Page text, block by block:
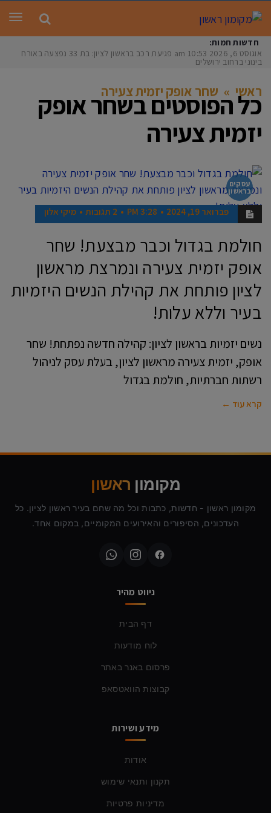
חדשות חמות:
אוגוסט 6, 2026
10:53 am פגיעת רכב בראשון לציון: בת 33 נפצעה באורח
בינוני ברחוב ירושלים
ראשי » שחר אופק יזמית צעירה
כל הפוסטים בשחר אופק
יזמית צעירה
עסקים
בראשון
פברואר 19, 2024 3:28 PM 2 תגובות מיקי אלון
חולמת בגדול וכבר מבצעת! שחר
אופק יזמית צעירה ונמרצת מראשון
לציון פותחת את קהילת הנשים היזמיות
בעיר וללא עלות!
נשים יזמיות בראשון לציון: קהילה חדשה נפתחת! שחר
אופק, יזמית צעירה מראשון לציון, בעלת עסק לניהול
רשתות חברתיות, חולמת בגדול
קרא עוד ←
מקומון ראשון
מקומון ראשון - חדשות, כתבות וכל מה שחם בעיר ראשון לציון. כל
העדכונים, הסיפורים והאירועים המקומיים, במקום אחד.
ניווט מהיר
דף הבית
לוח מודעות
פרסום באנר באתר
קבוצות הוואטסאפ
מידע ושירות
אודות
תקנון ותנאי שימוש
מדיניות פרטיות